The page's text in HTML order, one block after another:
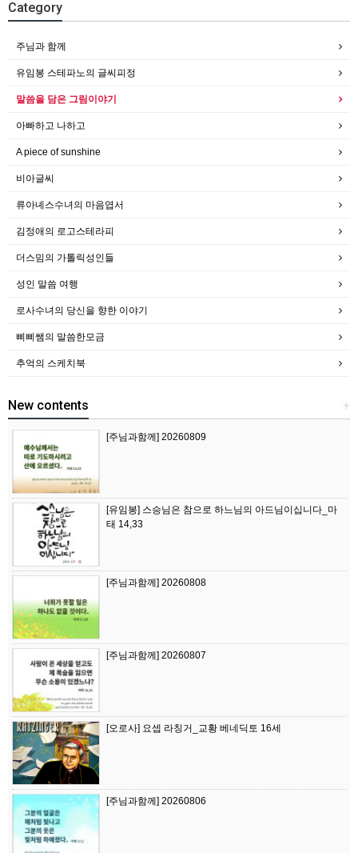
Category
주님과 함께
유임봉 스테파노의 글씨피정
말씀을 담은 그림이야기
아빠하고 나하고
A piece of sunshine
비아글씨
류아녜스수녀의 마음엽서
김정애의 로고스테라피
더스밈의 가톨릭성인들
성인 말씀 여행
로사수녀의 당신을 향한 이야기
삐삐쌤의 말씀한모금
추억의 스케치북
+
New contents
[주님과함께] 20260809
[유임봉] 스승님은 참으로 하느님의 아드님이십니다_마
태 14,33
[주님과함께] 20260808
[주님과함께] 20260807
[오로사] 요셉 라칭거_교황 베네딕토 16세
[주님과함께] 20260806